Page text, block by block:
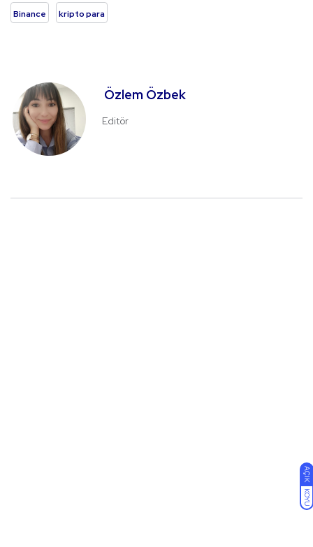
AÇIK
KOYU
Binance kripto para
Özlem Özbek
Editör